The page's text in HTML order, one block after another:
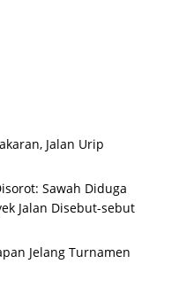
Jalan Urip
Sawah Diduga
Jalan Disebut-sebut
Jelang Turnamen